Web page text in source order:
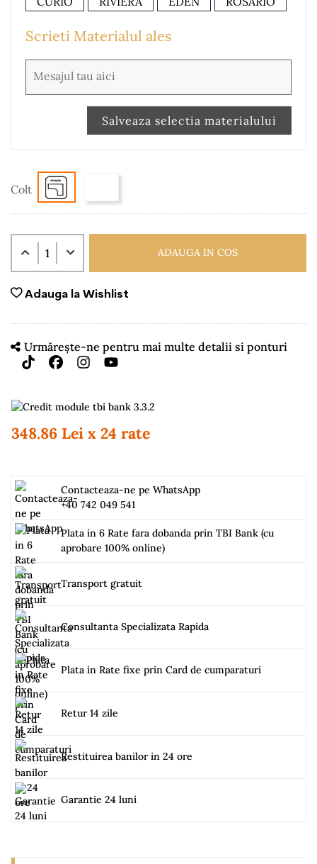
Scrieti Materialul ales
Salveaza selectia materialului
Colt
ADAUGA IN COS
Adauga la Wishlist
Urmărește-ne pentru mai multe detalii si ponturi
348.86 Lei x 24 rate
Contacteaza-ne pe WhatsApp
+40 742 049 541
Plata in 6 Rate fara dobanda prin TBI Bank (cu
aprobare 100% online)
Transport gratuit
Consultanta Specializata Rapida
Plata in Rate fixe prin Card de cumparaturi
Retur 14 zile
Restituirea banilor in 24 ore
Garantie 24 luni